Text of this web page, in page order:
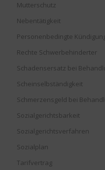
Mutterschutz
Nebentätigkeit
Personenbedingte
Rechte Schwerbehinderter
Schadensersatz bei
Scheinselbständigkeit
Schmerzensgeld bei
Sozialgerichtsbarkeit
Sozialgerichtsverfahren
Sozialplan
Tarifvertrag